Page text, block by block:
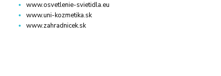
www.osvetlenie-svietidla.eu
www.uni-kozmetika.sk
www.zahradnicek.sk